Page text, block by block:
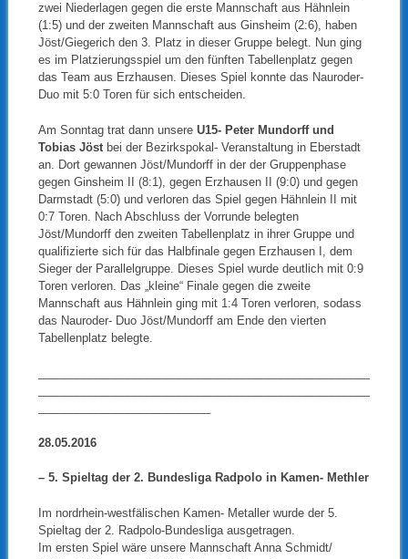
zwei Niederlagen gegen die erste Mannschaft aus Hähnlein
(1:5) und der zweiten Mannschaft aus Ginsheim (2:6), haben
Jöst/Giegerich den 3. Platz in dieser Gruppe belegt. Nun ging
es im Platzierungsspiel um den fünften Tabellenplatz gegen
das Team aus Erzhausen. Dieses Spiel konnte das Nauroder-
Duo mit 5:0 Toren für sich entscheiden.
Am Sonntag trat dann unsere U15- Peter Mundorff und
Tobias Jöstbei der Bezirkspokal- Veranstaltung in Eberstadt
an. Dort gewannen Jöst/Mundorff in der der Gruppenphase
gegen Ginsheim II (8:1), gegen Erzhausen II (9:0) und gegen
Darmstadt (5:0) und verloren das Spiel gegen Hähnlein II mit
0:7 Toren. Nach Abschluss der Vorrunde belegten
Jöst/Mundorff den zweiten Tabellenplatz in ihrer Gruppe und
qualifizierte sich für das Halbfinale gegen Erzhausen I, dem
Sieger der Parallelgruppe. Dieses Spiel wurde deutlich mit 0:9
Toren verloren. Das „kleine“ Finale gegen die zweite
Mannschaft aus Hähnlein ging mit 1:4 Toren verloren, sodass
das Nauroder- Duo Jöst/Mundorff am Ende den vierten
Tabellenplatz belegte.
28.05.2016
– 5. Spieltag der 2. Bundesliga Radpolo in Kamen- Methler
Im nordrhein-westfälischen Kamen- Metaller wurde der 5.
Spieltag der 2. Radpolo-Bundesliga ausgetragen.
Im ersten Spiel wäre unsere Mannschaft Anna Schmidt/